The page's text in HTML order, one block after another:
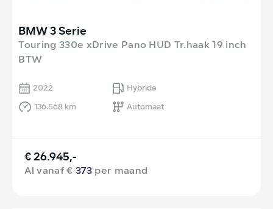
BMW 3 Serie
Touring 330e xDrive Pano HUD Tr.haak 19 inch
BTW
2022
Hybride
136.568 km
Automaat
€ 26.945,-
Al vanaf €373 per maand